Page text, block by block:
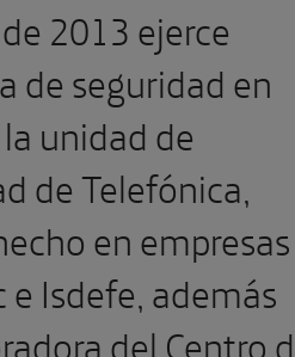
2013 ejerce
de seguridad en
unidad de
de Telefónica,
en empresas
Isdefe, además
del Centro